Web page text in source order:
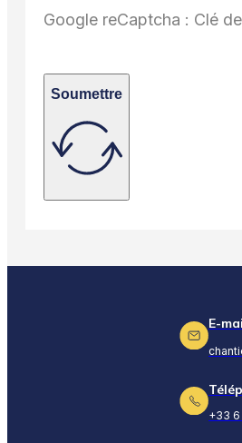
Google reCaptcha : Clé
Soumettre
E-
+33 6